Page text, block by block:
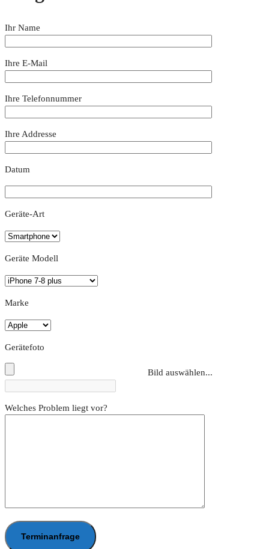
Ihr Name
Ihre E-Mail
Ihre Telefonnummer
Ihre Addresse
Datum
Geräte-Art
Geräte Modell
Marke
Gerätefoto
Bild auswählen...
Welches Problem liegt vor?
Terminanfrage